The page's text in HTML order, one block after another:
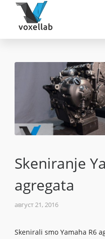
Skeniranje
agregata
август 21, 2016
Skenirali smo Yamaha R6